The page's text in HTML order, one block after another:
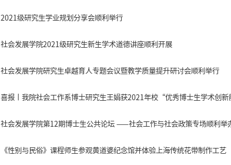
2021级研究生学业规划分享会顺利举行
社会发展学院2021级研究生新生学术道德讲座顺利开展
社会发展学院研究生卓越育人专题会议暨教学质量提升研讨会顺利举行
喜报丨我院社会工作系博士研究生王娟获2021年校“优秀博士生学术创
社会发展学院第12期博士生公共论坛 ——社会工作与社会政策专场顺利举
《性别与民俗》课程师生参观黄道婆纪念馆并体验上海传统花带制作工艺